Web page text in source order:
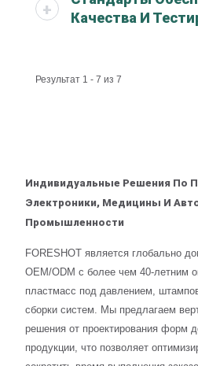
Качества И
Результат 1 - 7 из 7
Индивидуальные Решения По
Электроники, Медицины И
Промышленности
FORESHOT является глобально
OEM/ODM с более чем 40-летним
пластмасс под давлением,
сборки систем. Мы предлагаем
решения от проектирования форм
продукции, что позволяет